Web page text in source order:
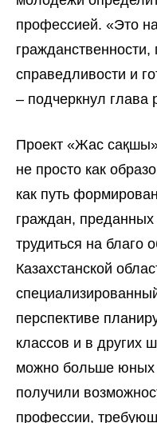
профессией. «Это
гражданственности,
справедливости и
– подчеркнул глава
Проект «Жас
не просто как
как путь
граждан, преданных
трудиться на благо
Казахстанской
перспективе
классов и в других
можно больше юных
получили
профессии,